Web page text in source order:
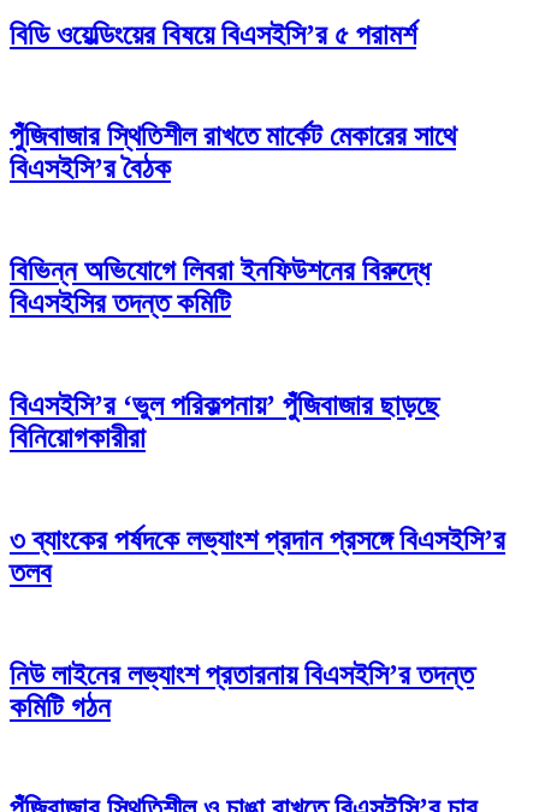
বিডি ওয়েল্ডিংয়ের বিষয়ে বিএসইসি’র ৫ পরামর্শ
পুঁজিবাজার স্থিতিশীল রাখতে মার্কেট মেকারের সাথে
বিএসইসি’র বৈঠক
বিভিন্ন অভিযোগে লিবরা ইনফিউশনের বিরুদ্ধে
বিএসইসির তদন্ত কমিটি
বিএসইসি’র ‘ভুল পরিকল্পনায়’ পুঁজিবাজার ছাড়ছে
বিনিয়োগকারীরা
৩ ব্যাংকের পর্ষদকে লভ্যাংশ প্রদান প্রসঙ্গে বিএসইসি’র
তলব
নিউ লাইনের লভ্যাংশ প্রতারনায় বিএসইসি’র তদন্ত
কমিটি গঠন